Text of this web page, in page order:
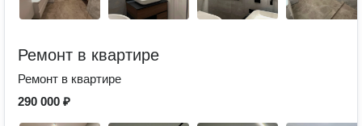
Ремонт в квартире
Ремонт в квартире
290 000 ₽